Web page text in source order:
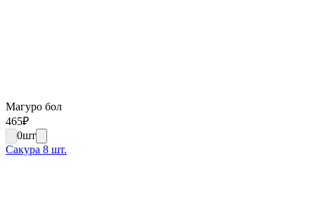
Магуро бол
465₽
0шт
Сакура 8 шт.